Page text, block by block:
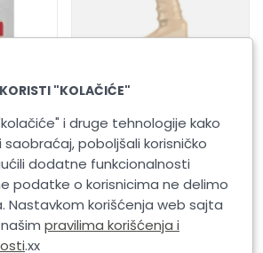
K2 BOLD 700 ATOM
"KOLAČIĆE"
i druge tehnologije kako
saobraćaj, poboljšali korisničko
dodatne funkcionalnosti
podatke o korisnicima ne delimo
Nastavkom korišćenja web sajta
pravilima korišćenja i
.xx